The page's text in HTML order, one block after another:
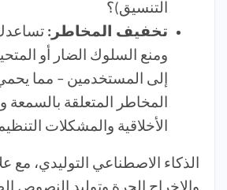
التنسيق)؟
تخفيف المخاطر:
ومنع السلوك الضار أو
إلى المستخدمين – مما
المخاطر المتعلقة بالسمعة
الأخلاقية والمشكلات
الذكاء الاصطناعي التوليدي، مع